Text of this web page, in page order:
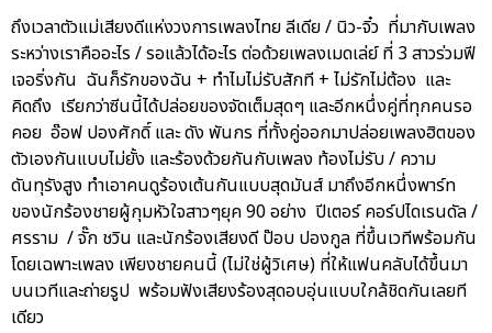
ถึงเวลาตัวแม่เสียงดีแห่งวงการเพลงไทย ลีเดีย / นิว-จิ๋ว ที่มากับเพลง
ระหว่างเราคืออะไร / รอแล้วได้อะไร ต่อด้วยเพลงเมดเล่ย์ ที่ 3 สาวร่วมฟี
เจอริ่งกัน ฉันก็รักของฉัน + ทำไมไม่รับสักที + ไม่รักไม่ต้อง และ
คิดถึง เรียกว่าซีนนี้ได้ปล่อยของจัดเต็มสุดๆ และอีกหนึ่งคู่ที่ทุกคนรอ
คอย อ๊อฟ ปองศักดิ์ และ ดัง พันกร ที่ทั้งคู่ออกมาปล่อยเพลงฮิตของ
ตัวเองกันแบบไม่ยั้ง และร้องด้วยกันกับเพลง ท้องไม่รับ / ความ
ดันทุรังสูง ทำเอาคนดูร้องเต้นกันแบบสุดมันส์ มาถึงอีกหนึ่งพาร์ท
ของนักร้องชายผู้กุมหัวใจสาวๆยุค 90 อย่าง ปีเตอร์ คอร์ปไดเรนดัล /
ศรราม / จั๊ก ชวิน และนักร้องเสียงดี ป๊อบ ปองกูล ที่ขึ้นเวทีพร้อมกัน
โดยเฉพาะเพลง เพียงชายคนนี้ (ไม่ใช่ผู้วิเศษ) ที่ให้แฟนคลับได้ขึ้นมา
บนเวทีและถ่ายรูป พร้อมฟังเสียงร้องสุดอบอุ่นแบบใกล้ชิดกันเลยที
เดียว